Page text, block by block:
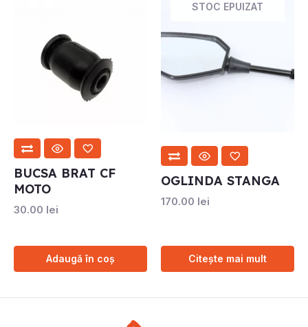
BUCSA BRAT CF
MOTO
30.00 lei
Adaugă în coș
STOC EPUIZAT
OGLINDA STANGA
170.00 lei
Citește mai mult